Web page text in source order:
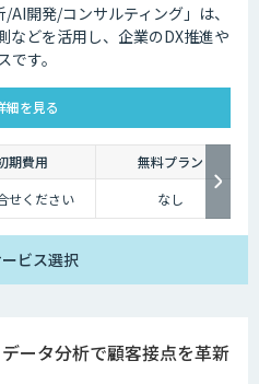
開発/コンサルティング」は、
などを活用し、企業のDX推進や
す。
細を見る
期費用
無料プラン
せください なし
ビス選択
ータ分析で顧客接点を革新